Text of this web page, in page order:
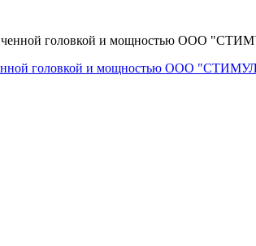
головкой и мощностью ООО